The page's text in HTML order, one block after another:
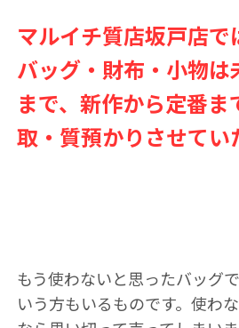
マルイチ質店坂戸店
バッグ・財布・小物
まで、新作から定番ま
取・質預かりさせてい
もう使わないと思ったバッグ
いう方もいるものです。使わ